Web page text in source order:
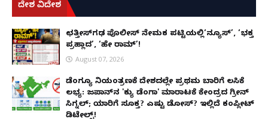
ದೇಶ ವಿದೇಶ
ಛತ್ತೀಸ್‌ಗಢ ಪೊಲೀಸ್ ನೇಮಕ ಪಟ್ಟಿಯಲ್ಲಿ‘ನ್ಯೂಸ್’, ‘ಭಕ್ತ
ಪ್ರಹ್ಲಾದ’, ‘ಹೇ ರಾಮ್’!
August 07, 2026
ಡೆಂಗ್ಯೂ ನಿಯಂತ್ರಣಕ್ಕೆ ದೇಶದಲ್ಲೇ ಪ್ರಥಮ ಬಾರಿಗೆ ಲಸಿಕೆ
ಲಭ್ಯ: ಜಪಾನ್‌ನ 'ಕ್ಯು ಡೆಂಗಾ' ಮಾರಾಟಕ್ಕೆ ಕೇಂದ್ರದ ಗ್ರೀನ್
ಸಿಗ್ನಲ್; ಯಾರಿಗೆ ಸೂಕ್ತ? ಎಷ್ಟು ಡೋಸ್? ಇಲ್ಲಿದೆ ಕಂಪ್ಲೀಟ್
ಡಿಟೇಲ್ಸ್!